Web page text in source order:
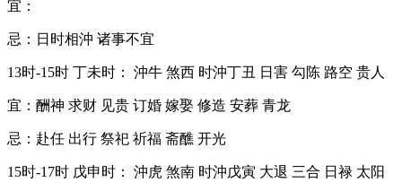
宜：
忌：日时相沖 诸事不宜
13时-15时 丁未时： 沖牛 煞西 时沖丁丑 日害 勾陈 路空 贵人
宜：酬神 求财 见贵 订婚 嫁娶 修造 安葬 青龙
忌：赴任 出行 祭祀 祈福 斋醮 开光
15时-17时 戊申时： 沖虎 煞南 时沖戊寅 大退 三合 日禄 太阳